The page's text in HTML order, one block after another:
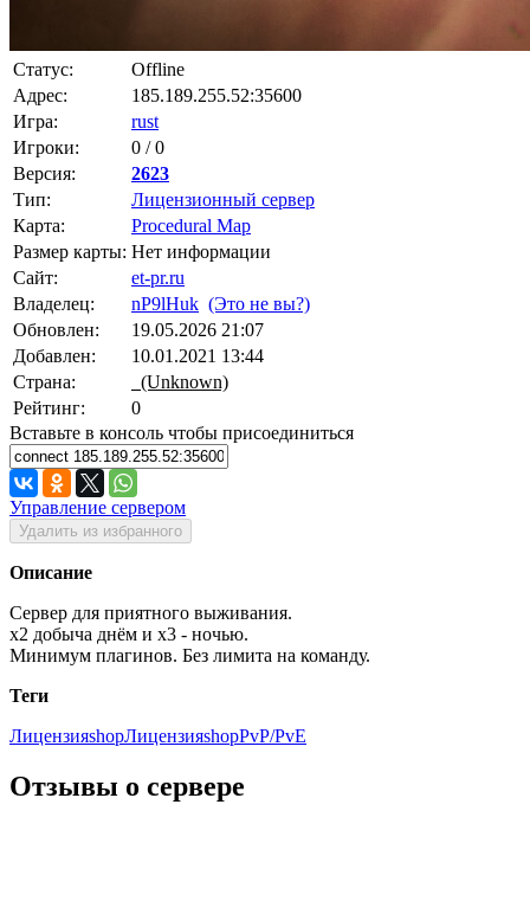
Статус:
Offline
Адрес:
185.189.255.52:35600
Игра:
rust
Игроки:
0 / 0
Версия:
2623
Тип:
Лицензионный сервер
Карта:
Procedural Map
Размер карты: Нет информации
Сайт:
et-pr.ru
Владелец:
nP9lHuk (Это не вы?)
Обновлен:
19.05.2026 21:07
Добавлен:
10.01.2021 13:44
Страна:
(Unknown)
Рейтинг:
0
Вставьте в консоль чтобы присоединиться
Управление сервером
Удалить из избранного
Описание
Сервер для приятного выживания.
x2 добыча днём и x3 - ночью.
Минимум плагинов. Без лимита на команду.
Теги
ЛицензияshopЛицензияshopPvP/PvE
Отзывы о сервере